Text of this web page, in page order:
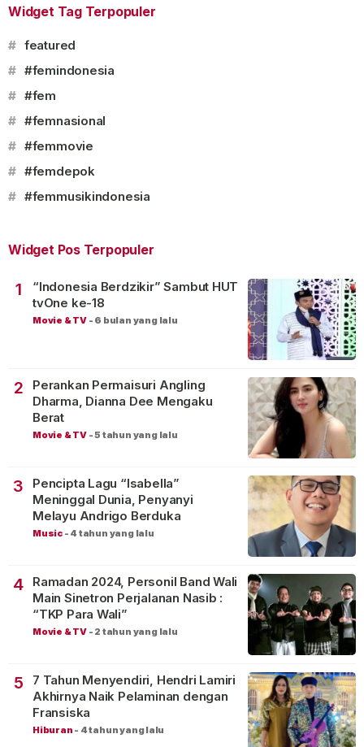
Widget Tag Terpopuler
# featured
# #femindonesia
# #fem
# #femnasional
# #femmovie
# #femdepok
# #femmusikindonesia
Widget Pos Terpopuler
1
“Indonesia Berdzikir” Sambut HUT
tvOne ke-18
Movie & TV - 6 bulan yang lalu
2
Perankan Permaisuri Angling
Dharma, Dianna Dee Mengaku
Berat
Movie & TV -5 tahun yang lalu
3
Pencipta Lagu “Isabella”
Meninggal Dunia, Penyanyi
Melayu Andrigo Berduka
Music - 4 tahun yang lalu
4
Ramadan 2024, Personil Band Wali
Main Sinetron Perjalanan Nasib :
“TKP Para Wali”
Movie & TV - 2 tahun yang lalu
5
7 Tahun Menyendiri, Hendri Lamiri
Akhirnya Naik Pelaminan dengan
Fransiska
Hiburan - 4 tahun yang lalu